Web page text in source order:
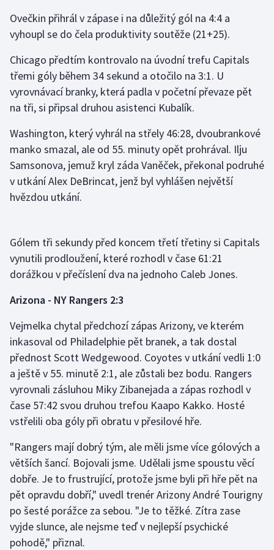
Olympijské hry
Plavání
Plážový volejbal
Ragby
Rychlobruslení
Rychlostní kanoistika
Sportovní střelba
Stolní tenis
Veslování
Vodní slalom
Volejbal
Ovečkin přihrál v zápase i na důležitý gól na 4:4 a
vyhoupl se do čela produktivity soutěže (21+25).
Chicago předtím kontrovalo na úvodní trefu Capitals
třemi góly během 34 sekund a otočilo na 3:1. U
vyrovnávací branky, která padla v početní převaze pět
na tři, si připsal druhou asistenci Kubalík.
Washington, který vyhrál na střely 46:28, dvoubrankové
manko smazal, ale od 55. minuty opět prohrával. Ilju
Samsonova, jemuž kryl záda Vaněček, překonal podruhé
v utkání Alex DeBrincat, jenž byl vyhlášen největší
hvězdou utkání.
Gólem tři sekundy před koncem třetí třetiny si Capitals
vynutili prodloužení, které rozhodl v čase 61:21
dorážkou v přečíslení dva na jednoho Caleb Jones.
Arizona - NY Rangers 2:3
Vejmelka chytal předchozí zápas Arizony, ve kterém
inkasoval od Philadelphie pět branek, a tak dostal
přednost Scott Wedgewood. Coyotes v utkání vedli 1:0
a ještě v 55. minutě 2:1, ale zůstali bez bodu. Rangers
vyrovnali zásluhou Miky Zibanejada a zápas rozhodl v
čase 57:42 svou druhou trefou Kaapo Kakko. Hosté
vstřelili oba góly při obratu v přesilové hře.
"Rangers mají dobrý tým, ale měli jsme více gólových a
větších šancí. Bojovali jsme. Udělali jsme spoustu věcí
dobře. Je to frustrující, protože jsme byli při hře pět na
pět opravdu dobří," uvedl trenér Arizony André Tourigny
po šesté porážce za sebou. "Je to těžké. Zítra zase
vyjde slunce, ale nejsme teď v nejlepší psychické
pohodě," přiznal.